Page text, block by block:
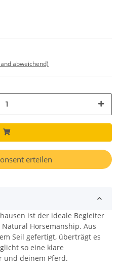
abweichend)
erteilen
ist der ideale Begleiter
Horsemanship. Aus
Seil gefertigt, überträgt es
so eine klare
und deinem Pferd.